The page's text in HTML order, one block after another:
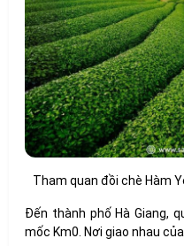
Tham quan đồi chè Hàm
Đến thành phố Hà Giang,
mốc Km0. Nơi giao nhau